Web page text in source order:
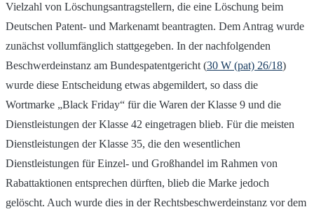
Vielzahl von Löschungsantragstellern, die eine Löschung beim
Deutschen Patent- und Markenamt beantragten. Dem Antrag wurde
zunächst vollumfänglich stattgegeben. In der nachfolgenden
Beschwerdeinstanz am Bundespatentgericht (30 W (pat) 26/18)
wurde diese Entscheidung etwas abgemildert, so dass die
Wortmarke „Black Friday“ für die Waren der Klasse 9 und die
Dienstleistungen der Klasse 42 eingetragen blieb. Für die meisten
Dienstleistungen der Klasse 35, die den wesentlichen
Dienstleistungen für Einzel- und Großhandel im Rahmen von
Rabattaktionen entsprechen dürften, blieb die Marke jedoch
gelöscht. Auch wurde dies in der Rechtsbeschwerdeinstanz vor dem